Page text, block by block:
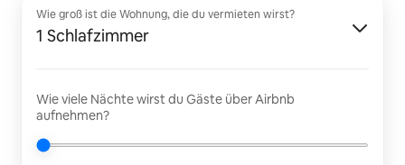
Wie groß ist die Wohnung, die du vermieten wirst?
1 Schlafzimmer
Wie viele Nächte wirst du Gäste über Airbnb
aufnehmen?